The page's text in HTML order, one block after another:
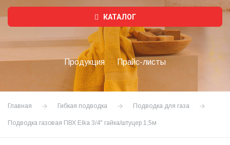
КАТАЛОГ
Продукция Прайс-листы
Главная Гибкая подводка Подводка для газа
Подводка газовая ПВХ Elka 3/4" гайка/штуцер 1,5м